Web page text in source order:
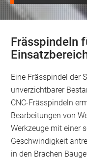
Frässpindeln
Eine Frässpindel der
unverzichtbarer
CNC-Frässpindeln
Bearbeitungen von
Werkzeuge mit einer
Geschwindigkeit
in den Brachen